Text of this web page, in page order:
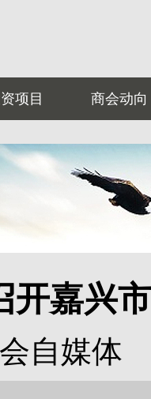
项目 商会动向
开嘉兴
自媒体